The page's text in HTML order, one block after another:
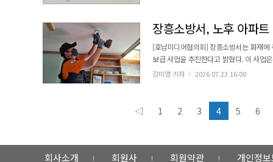
장흥소방서, 노후 아파
[호남미디어협의회] 장흥소방서는 화재
보급 사업을 추진한다고 밝혔다. 이 사업
동주택을 대상으로 진행된다. 이번 사업은 노후 아파트의 화재 사각지대를 해소하고 화재로 인한 피해를 최소화하는
강미영 기자 2026.07.23 16:00
◁ 1 2 3 4 5 6
회사소개 회원사 회원약관 개인정